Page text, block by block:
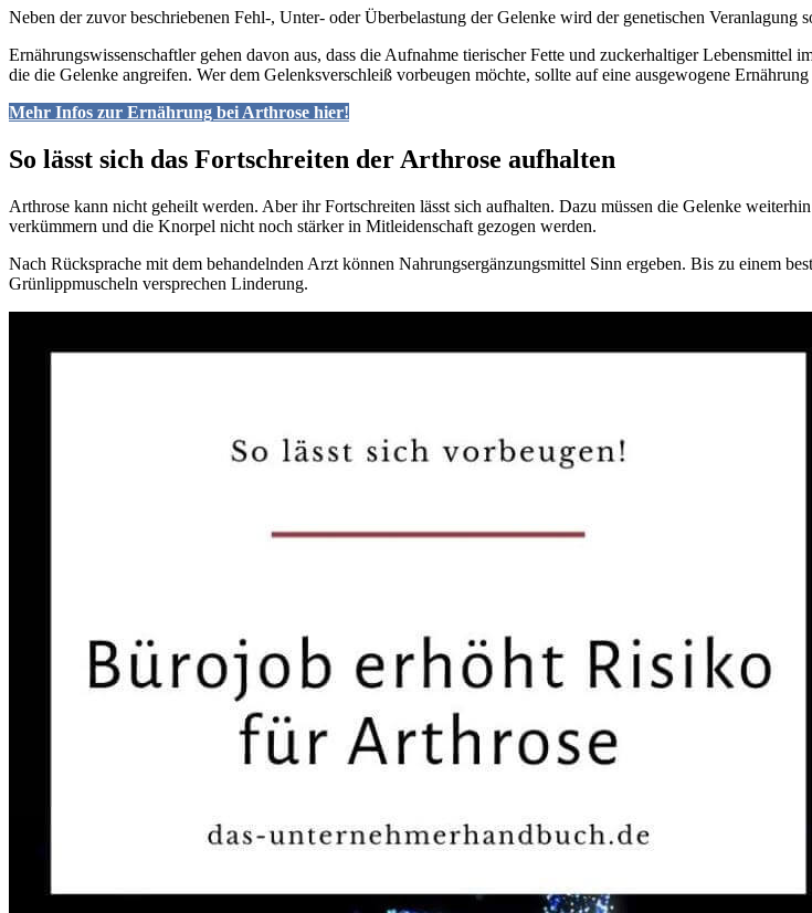
Neben der zuvor beschriebenen Fehl-, Unter- oder Überbelastung der Gelenke wird der genetischen
Ernährungswissenschaftler gehen davon aus, dass die Aufnahme tierischer Fette und zuckerhaltiger Lebensmittel
die die Gelenke angreifen. Wer dem Gelenksverschleiß vorbeugen möchte, sollte auf eine ausgewogene Ernährung
Mehr Infos zur Ernährung bei Arthrose hier!
So lässt sich das Fortschreiten der Arthrose aufhalten
Arthrose kann nicht geheilt werden. Aber ihr Fortschreiten lässt sich aufhalten. Dazu müssen die Gelenke
verkümmern und die Knorpel nicht noch stärker in Mitleidenschaft gezogen werden.
Nach Rücksprache mit dem behandelnden Arzt können Nahrungsergänzungsmittel Sinn ergeben. Bis zu einem
Grünlippmuscheln versprechen Linderung.